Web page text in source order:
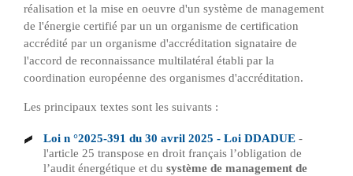
réalisation et la mise en oeuvre d'un système de management
de l'énergie certifié par un un organisme de certification
accrédité par un organisme d'accréditation signataire de
l'accord de reconnaissance multilatéral établi par la
coordination européenne des organismes d'accréditation.
Les principaux textes sont les suivants :
Loi n °2025-391 du 30 avril 2025 - Loi DDADUE -
l'article 25 transpose en droit français l’obligation de
l’audit énergétique et du système de management de